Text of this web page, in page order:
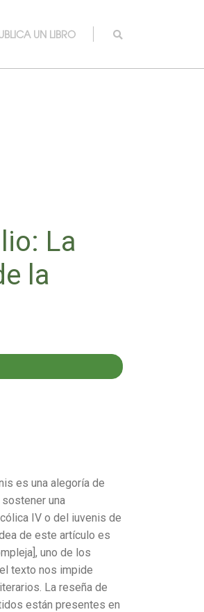
UN LIBRO
La
la
es una alegoría de
una
IV o del iuvenis de
de este artículo es
uno de los
texto nos impide
La reseña de
están presentes en